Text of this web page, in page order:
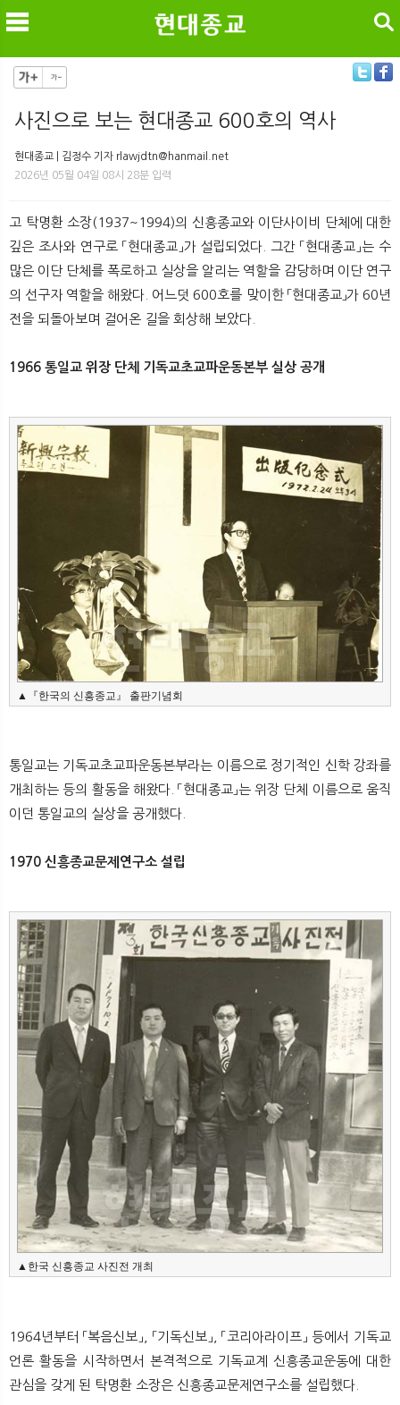
뉴 색
검색
사진으로 보는 현대종교 600호의 역사
현대종교 | 김정수 기자 rlawjdtn@hanmail.net
2026년 05월 04일 08시 28분 입력
고 탁명환 소장(1937~1994)의 신흥종교와 이단사이비 단체에 대한
깊은 조사와 연구로 「현대종교」가 설립되었다. 그간 「현대종교」는 수
많은 이단 단체를 폭로하고 실상을 알리는 역할을 감당하며 이단 연구
의 선구자 역할을 해왔다. 어느덧 600호를 맞이한 「현대종교」가 60년
전을 되돌아보며 걸어온 길을 회상해 보았다.
1966 통일교 위장 단체 기독교초교파운동본부 실상 공개
▲『한국의 신흥종교』 출판기념회
통일교는 기독교초교파운동본부라는 이름으로 정기적인 신학 강좌를
개최하는 등의 활동을 해왔다. 「현대종교」는 위장 단체 이름으로 움직
이던 통일교의 실상을 공개했다.
1970 신흥종교문제연구소 설립
▲한국 신흥종교 사진전 개최
1964년부터 「복음신보」, 「기독신보」, 「코리아라이프」 등에서 기독교
언론 활동을 시작하면서 본격적으로 기독교계 신흥종교운동에 대한
관심을 갖게 된 탁명환 소장은 신흥종교문제연구소를 설립했다.